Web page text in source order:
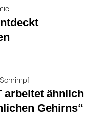
arbeitet ähnlich
Gehirns“